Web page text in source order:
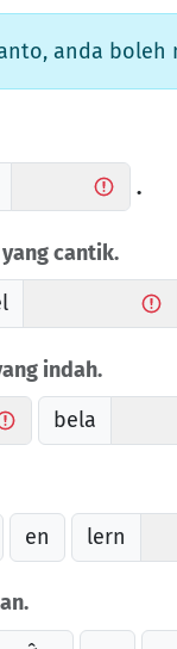
anda
.
cantik.
indah.
bela
en lern